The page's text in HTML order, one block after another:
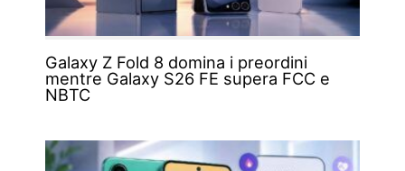
Galaxy Z Fold 8 domina i preordini
mentre Galaxy S26 FE supera FCC e
NBTC